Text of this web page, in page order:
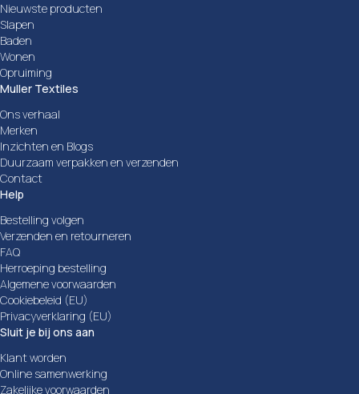
Nieuwste producten
Slapen
Baden
Wonen
Opruiming
Muller Textiles
Ons verhaal
Merken
Inzichten en Blogs
Duurzaam verpakken en verzenden
Contact
Help
Bestelling volgen
Verzenden en retourneren
FAQ
Herroeping bestelling
Algemene voorwaarden
Cookiebeleid (EU)
Privacyverklaring (EU)
Sluit je bij ons aan
Klant worden
Online samenwerking
Zakelijke voorwaarden